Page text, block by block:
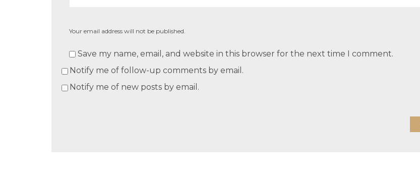
Your email address will not be published.
Save my name, email, and website in this browser for the next time I comment.
Notify me of follow-up comments by email.
Notify me of new posts by email.